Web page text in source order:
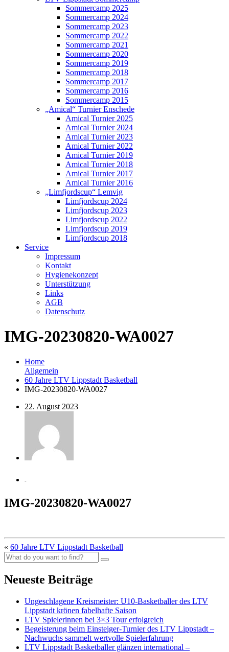
Sommercamp 2025
Sommercamp 2024
Sommercamp 2023
Sommercamp 2022
Sommercamp 2021
Sommercamp 2020
Sommercamp 2019
Sommercamp 2018
Sommercamp 2017
Sommercamp 2016
Sommercamp 2015
„Amical“ Turnier Enschede
Amical Turnier 2025
Amical Turnier 2024
Amical Turnier 2023
Amical Turnier 2022
Amical Turnier 2019
Amical Turnier 2018
Amical Turnier 2017
Amical Turnier 2016
„Limfjordscup“ Lemvig
Limfjordscup 2024
Limfjordscup 2023
Limfjordscup 2022
Limfjordscup 2019
Limfjordscup 2018
Service
Impressum
Kontakt
Hygienekonzept
Unterstützung
Links
AGB
Datenschutz
IMG-20230820-WA0027
Home
Allgemein
60 Jahre LTV Lippstadt Basketball
IMG-20230820-WA0027
22. August 2023
-
IMG-20230820-WA0027
« 60 Jahre LTV Lippstadt Basketball
Neueste Beiträge
Ungeschlagene Kreismeister: U10-Basketballer des LTV
Lippstadt krönen fabelhafte Saison
LTV Spielerinnen bei 3×3 Tour erfolgreich
Begeisterung beim Einsteiger-Turnier des LTV Lippstadt –
Nachwuchs sammelt wertvolle Spielerfahrung
LTV Lippstadt Basketballer glänzen international –